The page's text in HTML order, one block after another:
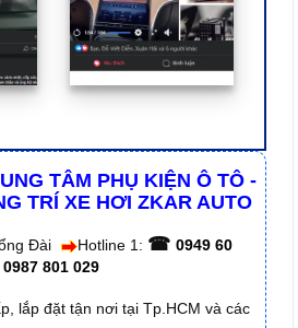
TÂM PHỤ KIỆN Ô TÔ -
TRÍ XE HƠI ZKAR AUTO
Đài Hotline 1: ☎ 0949 60
0987 801 029
lắp đặt tận nơi tại Tp.HCM và các